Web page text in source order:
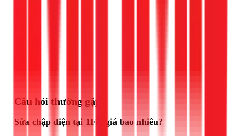
Câu hỏi thường gặp
Sửa chập điện tại 1Fix giá bao nhiêu?